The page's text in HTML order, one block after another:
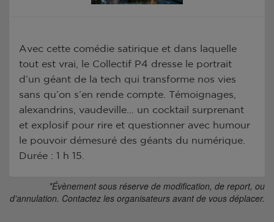
Avec cette comédie satirique et dans laquelle
tout est vrai, le Collectif P4 dresse le portrait
d’un géant de la tech qui transforme nos vies
sans qu’on s’en rende compte. Témoignages,
alexandrins, vaudeville… un cocktail surprenant
et explosif pour rire et questionner avec humour
le pouvoir démesuré des géants du numérique.
Durée : 1 h 15.
*Évènement sous réserve de modification, de report, ou
d'annulation. Contactez les organisateurs avant de vous déplacer.